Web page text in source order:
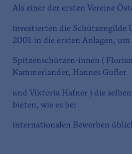
Als einer der ersten Vereine
investierten die Schützengilde
2001 in die ersten Anlagen, um
Spitzenschützen-innen (
Kammerlander, Hannes Gufler
und Viktoria Hafner ) die
bieten, wie es bei
internationalen Bewerben